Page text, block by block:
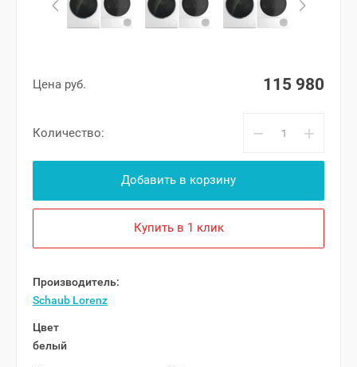
Цена руб. 115 980
Количество: − +
Добавить в корзину
Купить в 1 клик
Производитель:
Schaub Lorenz
Цвет
белый